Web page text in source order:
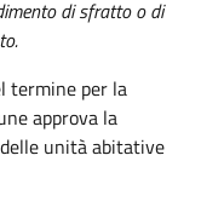
di sfratto o di
termine per la
approva la
unità abitative